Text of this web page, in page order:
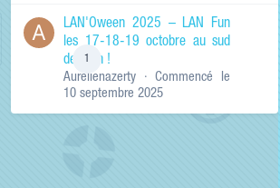
1
LAN'Oween 2025 – LAN Fun
les 17-18-19 octobre au sud
de Lyon !
Aurelienazerty · Commencé le
10 septembre 2025